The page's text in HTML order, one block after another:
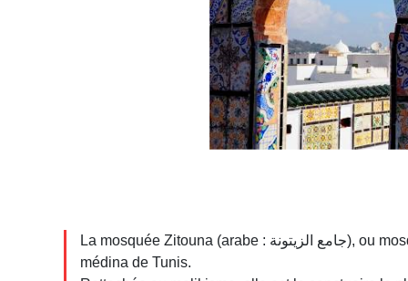
La mosquée Zitouna (arabe : جامع الزيتونة), ou mosquée de l'olivier en français, est la principale mosquée de la
médina de Tunis.